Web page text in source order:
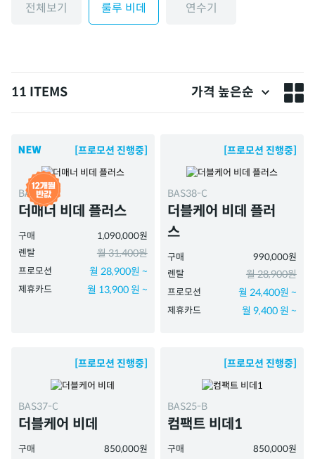
전체보기 룰루 비데 연수기
11 ITEMS 가격 높은순
[프로모션 진행중]
BAS51-A
더매너 비데 플러스
구매
1,090,000원
렌탈
월 31,400원
프로모션 월 28,900원 ~
제휴카드 월 13,900 원 ~
[프로모션 진행중]
BAS38-C
더블케어 비데 플러
스
구매
990,000원
렌탈
월 28,900원
프로모션 월 24,400원 ~
제휴카드 월 9,400 원 ~
[프로모션 진행중]
BAS37-C
더블케어 비데
구매
850,000원
[프로모션 진행중]
BAS25-B
컴팩트 비데1
구매
850,000원